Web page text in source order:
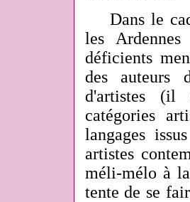
Dans le
les
déficients
des auteurs
d'artistes
catégories
langages
artistes
méli-mélo à
tente de se